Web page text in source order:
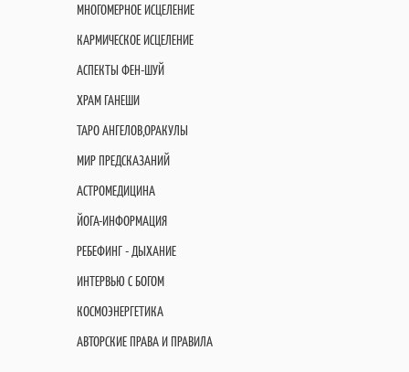
МНОГОМЕРНОЕ ИСЦЕЛЕНИЕ
КАРМИЧЕСКОЕ ИСЦЕЛЕНИЕ
АСПЕКТЫ ФЕН-ШУЙ
ХРАМ ГАНЕШИ
ТАРО АНГЕЛОВ,ОРАКУЛЫ
МИР ПРЕДСКАЗАНИЙ
АСТРОМЕДИЦИНА
ЙОГА-ИНФОРМАЦИЯ
РЕБЕФИНГ - ДЫХАНИЕ
ИНТЕРВЬЮ С БОГОМ
КОСМОЭНЕРГЕТИКА
АВТОРСКИЕ ПРАВА И ПРАВИЛА